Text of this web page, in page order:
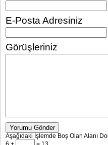
E-Posta Adresiniz
Görüşleriniz
Yorumu Gönder
Aşağıdaki İşlemde Boş Olan Alanı